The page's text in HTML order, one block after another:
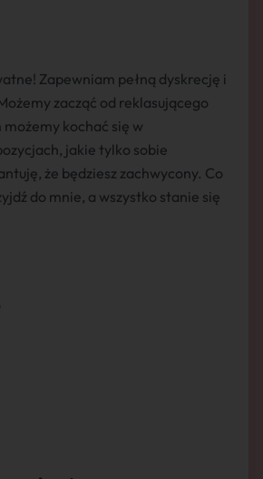
Zapewniam pełną dyskrecję i
zacząć od reklasującego
kochać się w
jakie tylko sobie
że będziesz zachwycony. Co
do mnie, a wszystko stanie się